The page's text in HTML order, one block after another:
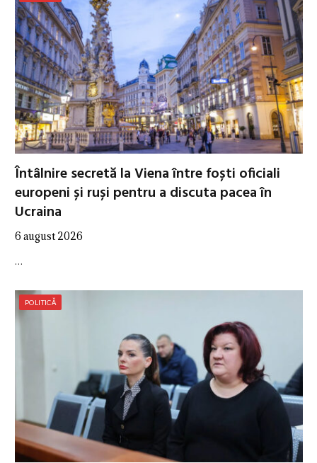
Întâlnire secretă la Viena între foști oficiali
europeni și ruși pentru a discuta pacea în
Ucraina
6 august 2026
…
POLITICĂ